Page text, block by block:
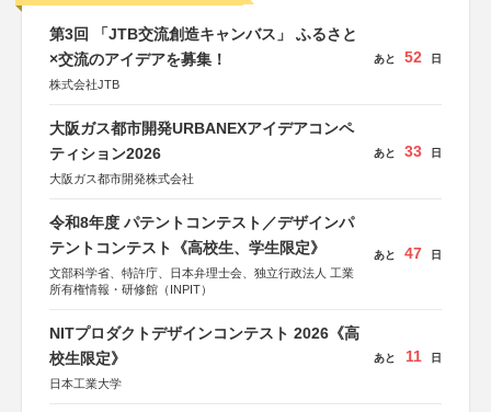
第3回 「JTB交流創造キャンバス」 ふるさと
×交流のアイデアを募集！
株式会社JTB
あと 52 日
大阪ガス都市開発URBANEXアイデアコンペ
ティション2026
大阪ガス都市開発株式会社
あと 33 日
令和8年度 パテントコンテスト／デザインパ
テントコンテスト《高校生、学生限定》
文部科学省、特許庁、日本弁理士会、独立行政法人 工業
所有権情報・研修館（INPIT）
あと 47 日
NITプロダクトデザインコンテスト 2026《高
校生限定》
日本工業大学
あと 11 日